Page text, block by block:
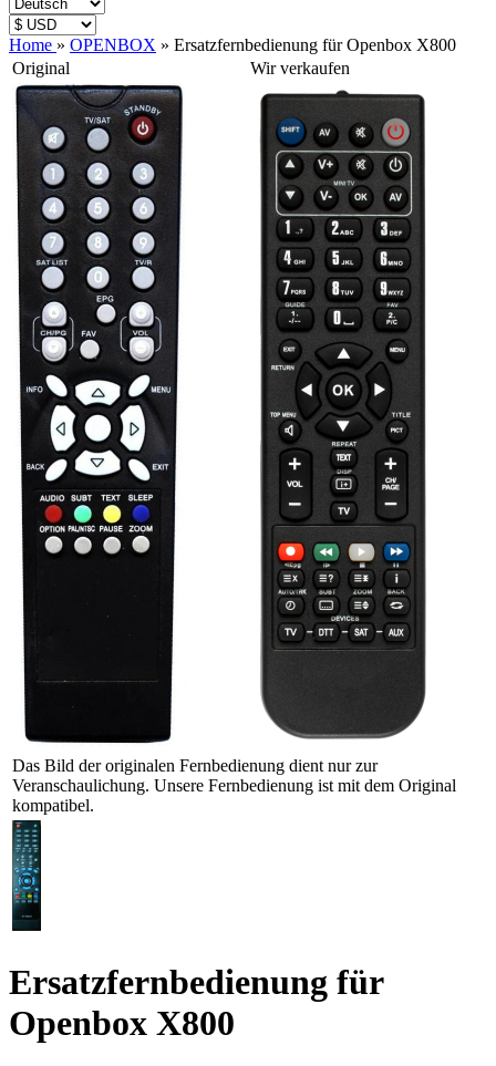
Home » OPENBOX » Ersatzfernbedienung für Openbox X800
Original
Wir verkaufen
Das Bild der originalen Fernbedienung dient nur zur
Veranschaulichung. Unsere Fernbedienung ist mit dem Original
kompatibel.
Ersatzfernbedienung für
Openbox X800